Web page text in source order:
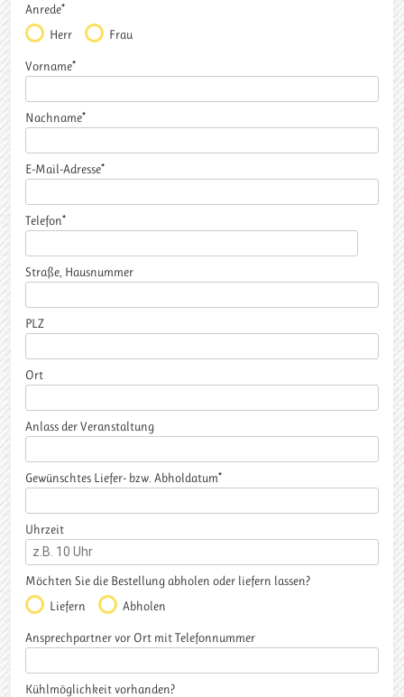
Anrede*
Herr
Frau
Vorname*
Nachname*
E-Mail-Adresse*
Telefon*
Straße, Hausnummer
PLZ
Ort
Anlass der Veranstaltung
Gewünschtes Liefer- bzw. Abholdatum*
Uhrzeit
Möchten Sie die Bestellung abholen oder liefern lassen?
Liefern
Abholen
Ansprechpartner vor Ort mit Telefonnummer
Kühlmöglichkeit vorhanden?